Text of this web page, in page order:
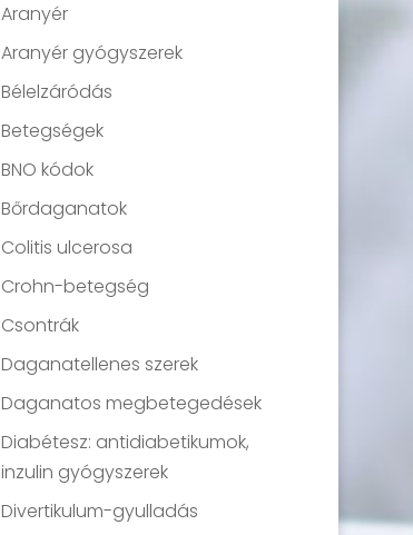
Aranyér
Aranyér gyógyszerek
Bélelzáródás
Betegségek
BNO kódok
Bőrdaganatok
Colitis ulcerosa
Crohn-betegség
Csontrák
Daganatellenes szerek
Daganatos megbetegedések
Diabétesz: antidiabetikumok,
inzulin gyógyszerek
Divertikulum-gyulladás